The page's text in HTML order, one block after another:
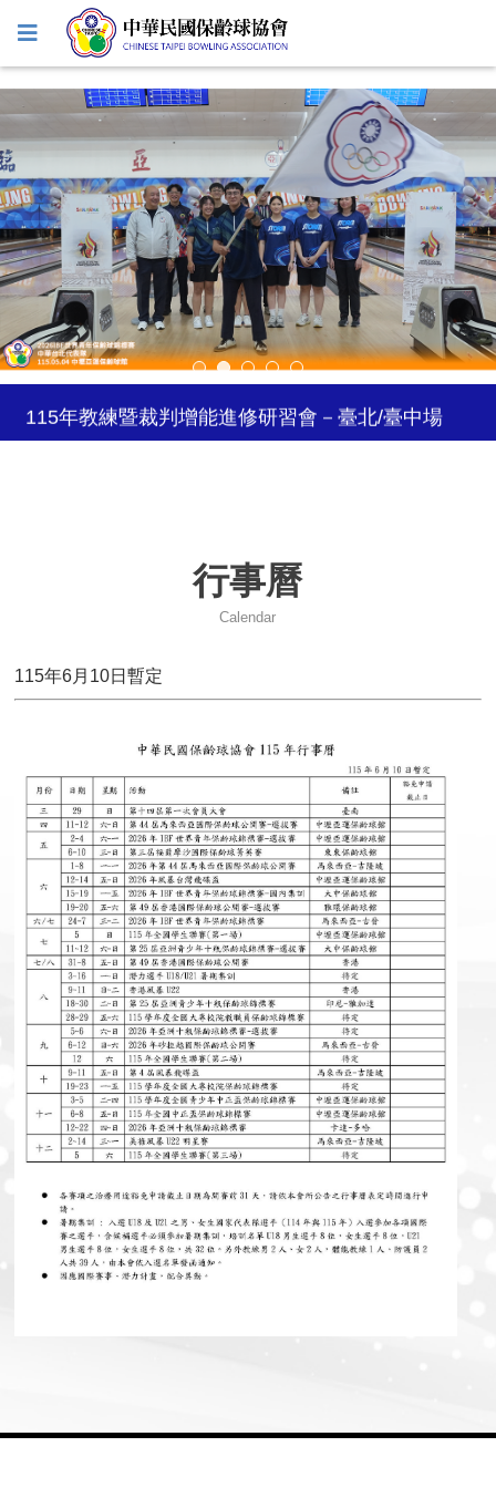
2027年日本關西世界壯年運動會
2026年風暴台灣飛碟盃
115年教練暨裁判增能進修研習會－臺北/臺中場
115 年度兒童及少年運動教練安全保障課程簡章
2026年IBF世界青年保齡球錦標賽國家代表隊選拔賽資訊
中華民國保齡球協會第14屆會員大會會議紀錄
115年第14屆組織改選公告
2027年日本關西世界壯年運動會
2026年風暴台灣飛碟盃
行事曆
Calendar
115年6月10日暫定